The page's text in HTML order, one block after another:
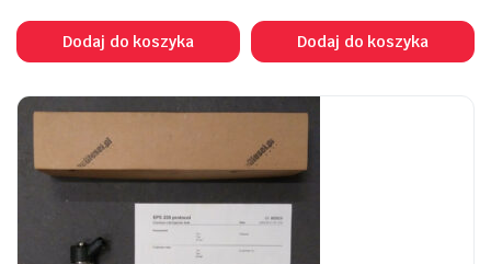
Dodaj do koszyka Dodaj do koszyka